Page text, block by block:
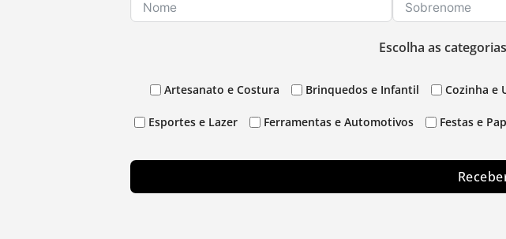
Escolha as
Artesanato e Costura Brinquedos e Infantil Cozinha e
Esportes e Lazer Ferramentas e Automotivos Festas e